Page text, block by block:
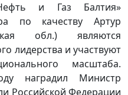
и Газ Балтия»
по качеству Артур
обл.) являются
лидерства и участвуют
масштаба.
наградил Министр
Российской Федерации